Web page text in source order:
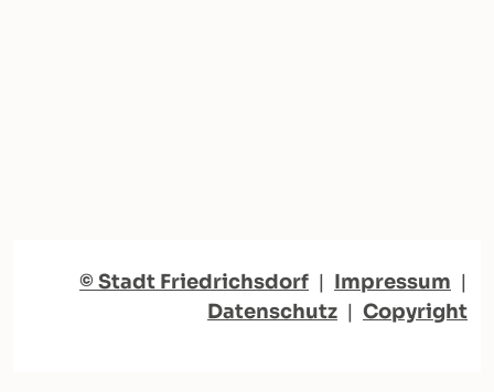
© Stadt Friedrichsdorf | Impressum |
Datenschutz | Copyright